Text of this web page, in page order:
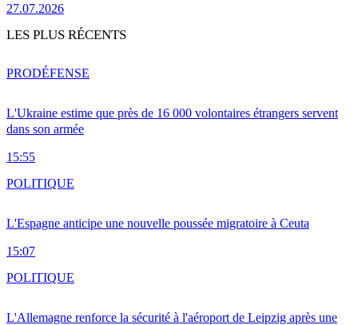
27.07.2026
LES PLUS RÉCENTS
L'Ukraine estime que près de 16 000 volontaires étrangers servent
dans son armée
15:55
PRODÉFENSE
L'Espagne anticipe une nouvelle poussée migratoire à Ceuta
15:07
POLITIQUE
L'Allemagne renforce la sécurité à l'aéroport de Leipzig après une
POLITIQUE